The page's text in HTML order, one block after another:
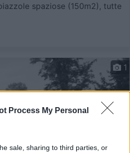
Process My Personal
sale, sharing to third parties, or
spaziose (150m2), tutte
1